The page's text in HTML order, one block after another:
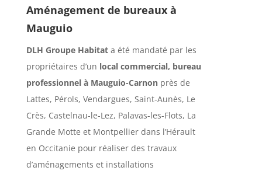
Aménagement de bureaux à
Mauguio
DLH Groupe Habitat a été mandaté par les
propriétaires d’un local commercial, bureau
professionnel à Mauguio-Carnon près de
Lattes, Pérols, Vendargues, Saint-Aunès, Le
Crès, Castelnau-le-Lez, Palavas-les-Flots, La
Grande Motte et Montpellier dans l’Hérault
en Occitanie pour réaliser des travaux
d’aménagements et installations